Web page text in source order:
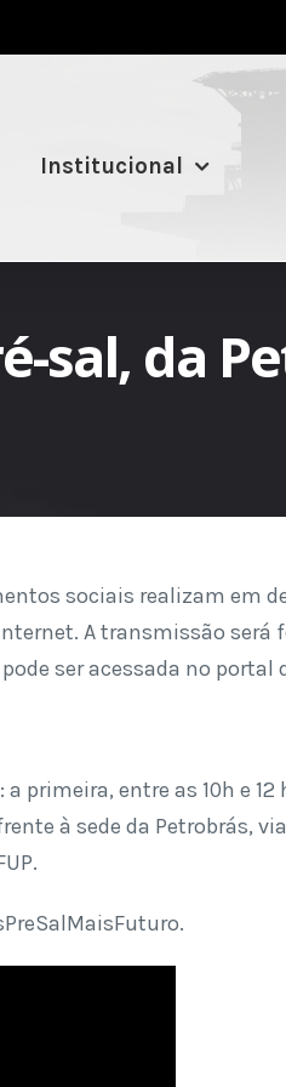
Institucional
sal, da
sociais realizam em
A transmissão será
ser acessada no portal
primeira, entre as 10h e 12
à sede da Petrobrás,